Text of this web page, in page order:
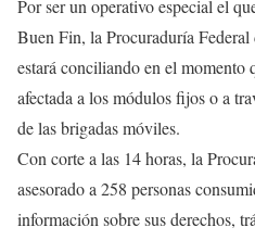
Por ser un operativo especial el
Buen Fin, la Procuraduría
estará conciliando en el momento
afectada a los módulos fijos o a
de las brigadas móviles.
Con corte a las 14 horas, la
asesorado a 258 personas
información sobre sus derechos,